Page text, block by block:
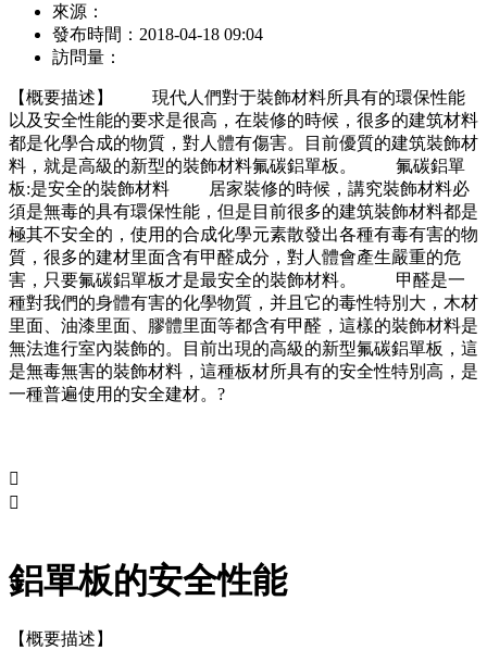
來源：
發布時間： 2018-04-18 09:04
訪問量：
【概要描述】
現代人們對于裝飾材料所具有的環保性能
以及安全性能的要求是很高，在裝修的時候，很多的建筑材料
都是化學合成的物質，對人體有傷害。目前優質的建筑裝飾材
料，就是高級的新型的裝飾材料氟碳鋁單板。 氟碳鋁單
板:是安全的裝飾材料 居家裝修的時候，講究裝飾材料必
須是無毒的具有環保性能，但是目前很多的建筑裝飾材料都是
極其不安全的，使用的合成化學元素散發出各種有毒有害的物
質，很多的建材里面含有甲醛成分，對人體會產生嚴重的危
害，只要氟碳鋁單板才是最安全的裝飾材料。 甲醛是一
種對我們的身體有害的化學物質，并且它的毒性特別大，木材
里面、油漆里面、膠體里面等都含有甲醛，這樣的裝飾材料是
無法進行室內裝飾的。目前出現的高級的新型氟碳鋁單板，這
是無毒無害的裝飾材料，這種板材所具有的安全性特別高，是
一種普遍使用的安全建材。?


鋁單板的安全性能
【概要描述】